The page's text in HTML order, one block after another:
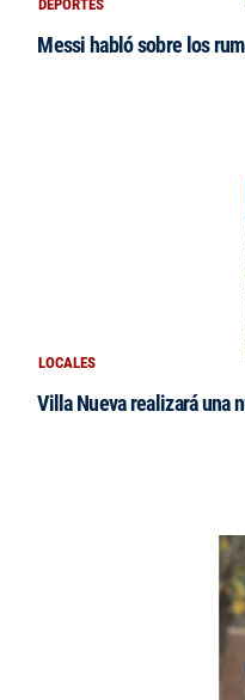
DEPORTES
Messi habló sobre los
LOCALES
Villa Nueva realizará una